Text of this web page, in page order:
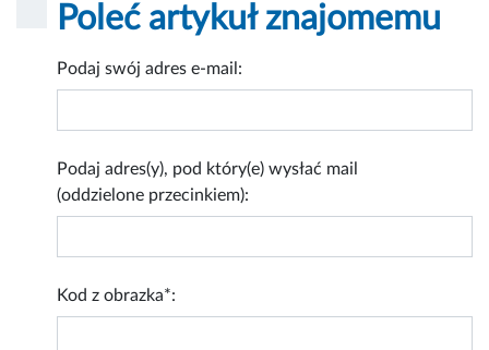
Poleć artykuł znajomemu
Podaj swój adres e-mail:
Podaj adres(y), pod który(e) wysłać mail
(oddzielone przecinkiem):
Kod z obrazka*: